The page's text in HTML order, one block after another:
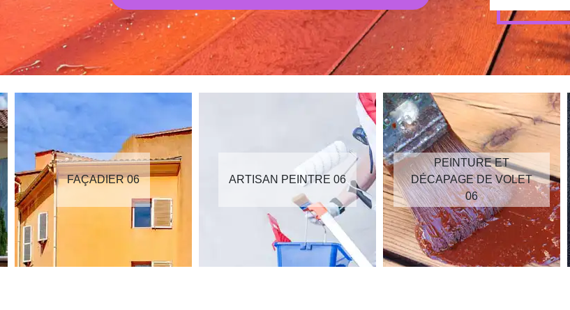
FAÇADIER 06 ARTISAN PEINTRE 06
PEINTURE ET
DÉCAPAGE DE VOLET
06